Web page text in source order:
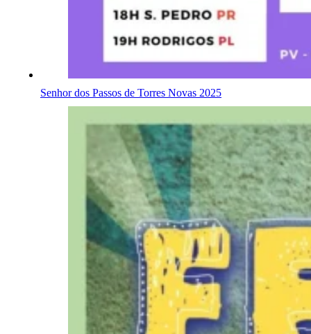
Senhor dos Passos de Torres Novas 2025